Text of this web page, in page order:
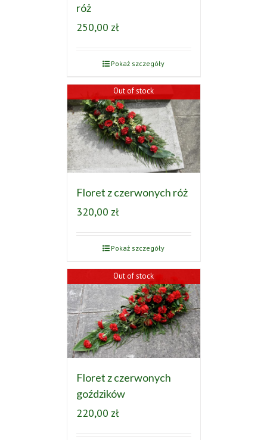
róż
250,00 zł
Pokaż szczegóły
Out of stock
Floret z czerwonych róż
320,00 zł
Pokaż szczegóły
Out of stock
Floret z czerwonych
goździków
220,00 zł